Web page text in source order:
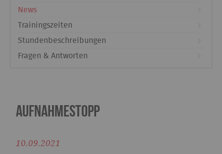
News
Trainingszeiten
Stundenbeschreibungen
Fragen & Antworten
Aufnahmestopp
10.09.2021